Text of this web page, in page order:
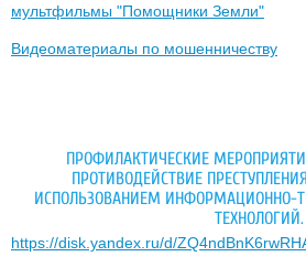
мультфильмы "Помощники Земли"
Видеоматериалы по мошенничеству
ПРОФИЛАКТИЧЕСКИЕ
ПРОТИВОДЕЙСТВИЕ
ИСПОЛЬЗОВАНИЕМ ИНФОРМАЦИОННО-
ТЕХНОЛОГИЙ.
https://disk.yandex.ru/d/